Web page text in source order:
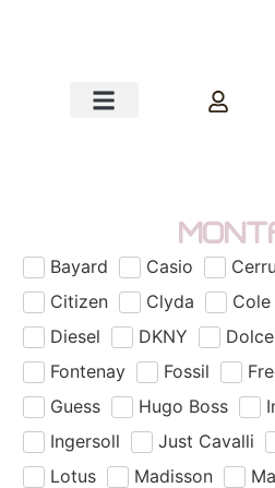
Bayard Casio
Citizen
Clyda Cole
Diesel
DKNY
Fontenay
Fossil
Guess
Hugo Boss
Ingersoll
Just Cavalli
Lotus
Madisson